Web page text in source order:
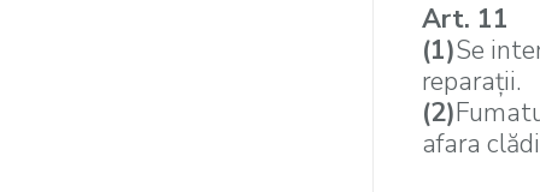
Art. 11
(1)Se
reparaţii.
(2)
afara